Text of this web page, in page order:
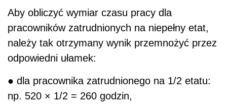
Aby obliczyć wymiar czasu pracy dla
pracowników zatrudnionych na niepełny etat,
należy tak otrzymany wynik przemnożyć przez
odpowiedni ułamek:
● dla pracownika zatrudnionego na 1/2 etatu:
np. 520 × 1/2 = 260 godzin,